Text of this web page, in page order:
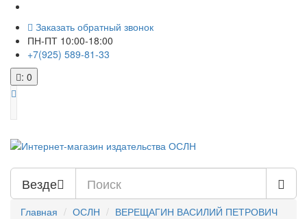
Заказать обратный звонок
ПН-ПТ 10:00-18:00
+7(925) 589-81-33
: 0
Везде
Главная ОСЛН ВЕРЕЩАГИН ВАСИЛИЙ ПЕТРОВИЧ